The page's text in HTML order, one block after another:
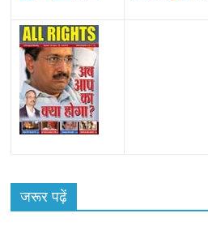
जरूर पढ़ें
राजनीतिक
समाजवादी पार्टी ने किया